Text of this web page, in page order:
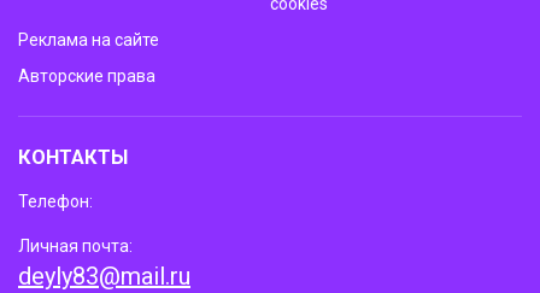
Реклама на сайте
Авторские права
КОНТАКТЫ
Телефон:
Личная почта:
deyly83@mail.ru